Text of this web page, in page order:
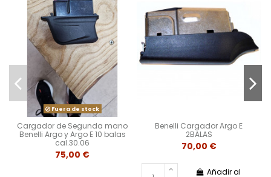
Fuera de stock
Cargador de Segunda mano
Benelli Argo y Argo E 10 balas
cal.30.06
75,00 €
Benelli Cargador Argo E
2BALAS
70,00 €
Añadir al